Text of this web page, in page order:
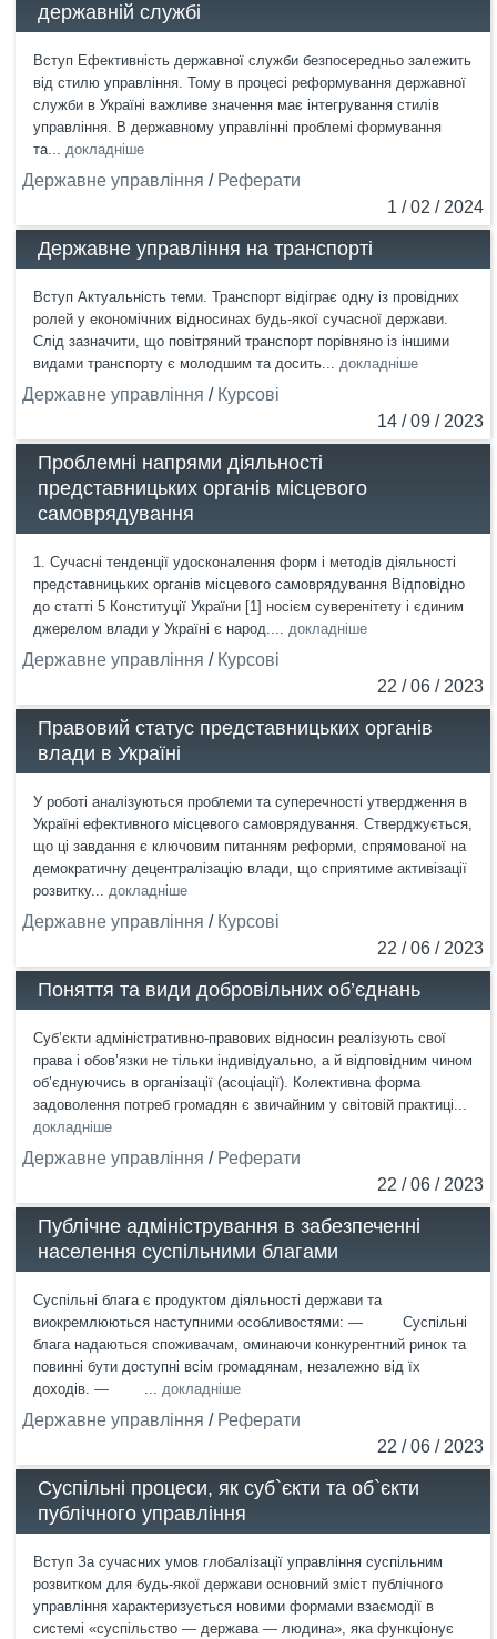
державній службі
Вступ Ефективність державної служби безпосередньо залежить
від стилю управління. Тому в процесі реформування державної
служби в Україні важливе значення має інтегрування стилів
управління. В державному управлінні проблемі формування
та... докладніше
Державне управління / Реферати
1 / 02 / 2024
Державне управління на транспорті
Вступ Актуальність теми. Транспорт відіграє одну із провідних
ролей у економічних відносинах будь-якої сучасної держави.
Слід зазначити, що повітряний транспорт порівняно із іншими
видами транспорту є молодшим та досить... докладніше
Державне управління / Курсові
14 / 09 / 2023
Проблемні напрями діяльності
представницьких органів місцевого
самоврядування
1. Сучасні тенденції удосконалення форм і методів діяльності
представницьких органів місцевого самоврядування Відповідно
до статті 5 Конституції України [1] носієм суверенітету і єдиним
джерелом влади у Україні є народ.... докладніше
Державне управління / Курсові
22 / 06 / 2023
Правовий статус представницьких органів
влади в Україні
У роботі аналізуються проблеми та суперечності утвердження в
Україні ефективного місцевого самоврядування. Стверджується,
що ці завдання є ключовим питанням реформи, спрямованої на
демократичну децентралізацію влади, що сприятиме активізації
розвитку... докладніше
Державне управління / Курсові
22 / 06 / 2023
Поняття та види добровільних об’єднань
Суб’єкти адміністративно-правових відносин реалізують свої
права і обов’язки не тільки індивідуально, а й відповідним чином
об’єднуючись в організації (асоціації). Колективна форма
задоволення потреб громадян є звичайним у світовій практиці...
докладніше
Державне управління / Реферати
22 / 06 / 2023
Публічне адміністрування в забезпеченні
населення суспільними благами
Суспільні блага є продуктом діяльності держави та
виокремлюються наступними особливостями: — Суспільні
блага надаються споживачам, оминаючи конкурентний ринок та
повинні бути доступні всім громадянам, незалежно від їх
доходів. — ... докладніше
Державне управління / Реферати
22 / 06 / 2023
Суспільні процеси, як суб`єкти та об`єкти
публічного управління
Вступ За сучасних умов глобалізації управління суспільним
розвитком для будь-якої держави основний зміст публічного
управління характеризується новими формами взаємодії в
системі «суспільство — держава — людина», яка функціонує